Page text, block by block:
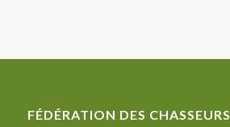
FÉDÉRATION DES CHASSEURS